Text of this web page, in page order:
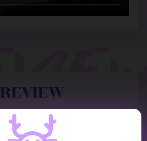
REVIEW